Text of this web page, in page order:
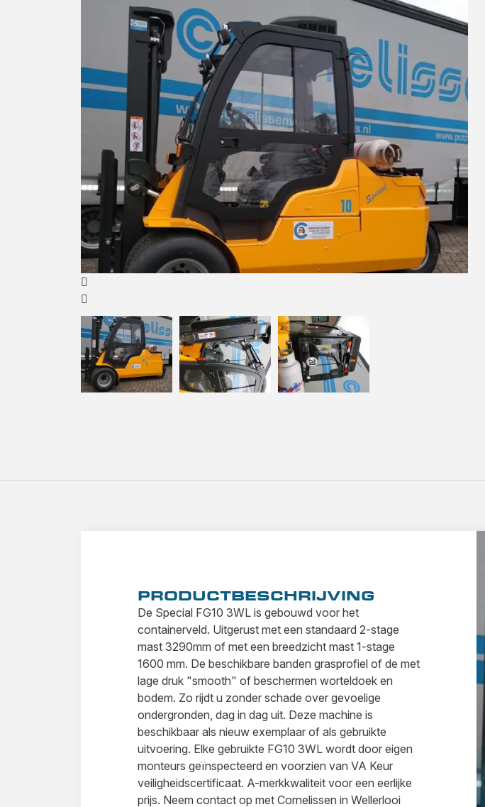
PRODUCTBESCHRIJVING
De Special FG10 3WL is gebouwd voor het
containerveld. Uitgerust met een standaard 2-stage
mast 3290mm of met een breedzicht mast 1-stage
1600 mm. De beschikbare banden grasprofiel of de met
lage druk "smooth" of beschermen worteldoek en
bodem. Zo rijdt u zonder schade over gevoelige
ondergronden, dag in dag uit. Deze machine is
beschikbaar als nieuw exemplaar of als gebruikte
uitvoering. Elke gebruikte FG10 3WL wordt door eigen
monteurs geïnspecteerd en voorzien van VA Keur
veiligheidscertificaat. A-merkkwaliteit voor een eerlijke
prijs. Neem contact op met Cornelissen in Wellerlooi